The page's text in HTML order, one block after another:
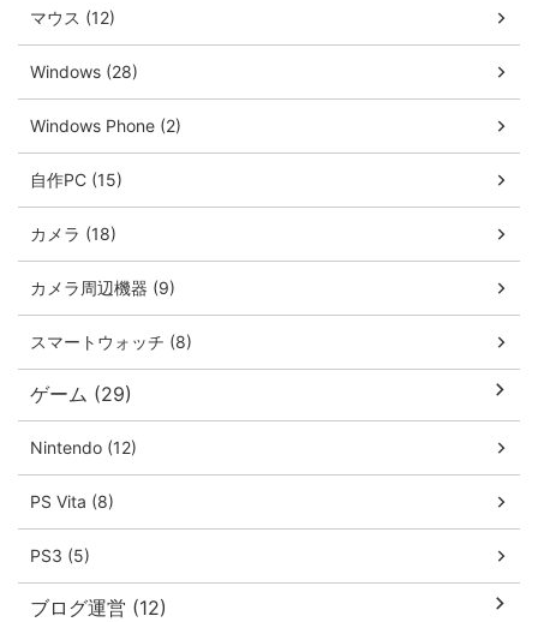
マウス (12)
Windows (28)
Windows Phone (2)
自作PC (15)
カメラ (18)
カメラ周辺機器 (9)
スマートウォッチ (8)
ゲーム (29)
Nintendo (12)
PS Vita (8)
PS3 (5)
ブログ運営 (12)